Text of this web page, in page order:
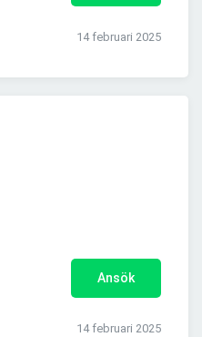
14 februari 2025
Ansök
14 februari 2025